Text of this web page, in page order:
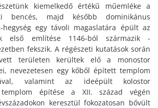
kiemelkedő értékű műemléke a
bencés, majd később dominikánus
hegység egy távoli magaslatára épült az
első említése 1146-ból származik -
fekszik. A régészeti kutatások során
területen kerültek elő a monostor
nevezetesen egy kőből épített templom
valamint az ideépült kolostor
építése a XII. század végén
keresztül fokozatosan bővült